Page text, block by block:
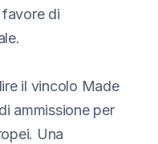
di
il vincolo Made
ammissione per
Una